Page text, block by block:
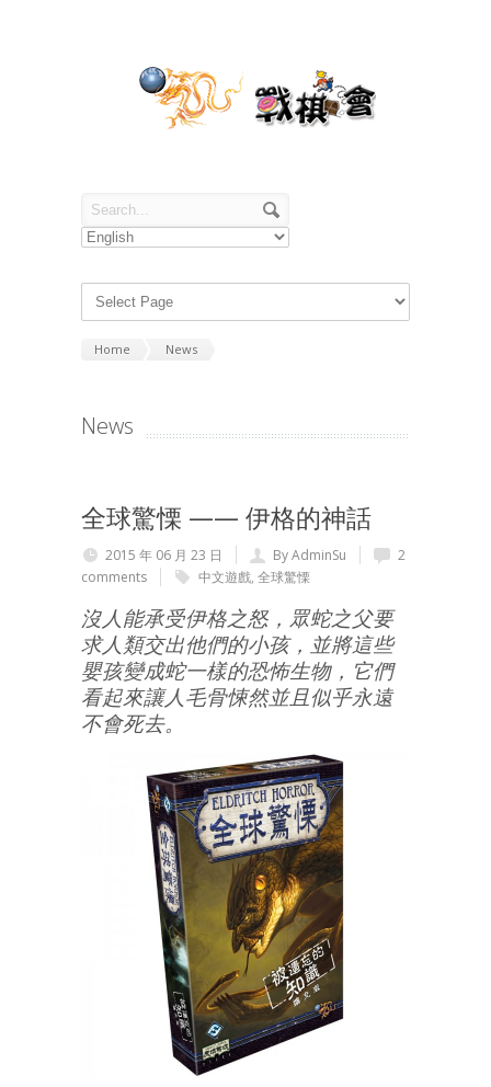
Home News
News
全球驚慄 —— 伊格的神話
2015 年 06 月 23 日 By AdminSu
2
comments
中文遊戲, 全球驚慄
沒人能承受伊格之怒，眾蛇之父要
求人類交出他們的小孩，並將這些
嬰孩變成蛇一樣的恐怖生物，它們
看起來讓人毛骨悚然並且似乎永遠
不會死去。